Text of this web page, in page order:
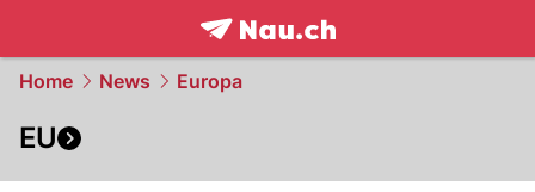
frontpage.NAU.ch
Home News Europa
EU